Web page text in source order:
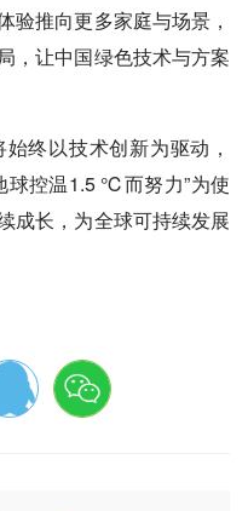
验推向更多家庭与场景，
，让中国绿色技术与方案
终以技术创新为驱动，
球控温1.5 ℃而努力”为使
成长，为全球可持续发展